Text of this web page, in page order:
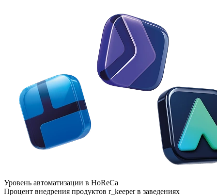
Уровень автоматизации в HoReCa
Процент внедрения продуктов r_keeper в заведениях